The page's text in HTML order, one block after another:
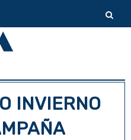
INVIERNO